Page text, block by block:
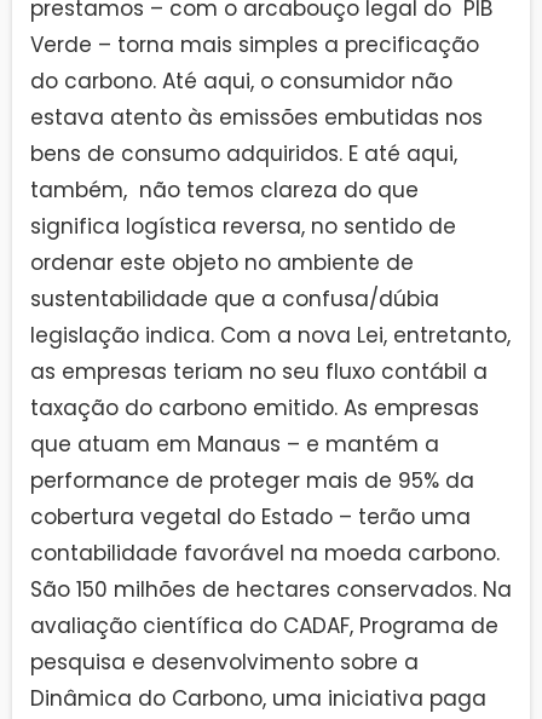
prestamos – com o arcabouço legal do PIB
Verde – torna mais simples a precificação
do carbono. Até aqui, o consumidor não
estava atento às emissões embutidas nos
bens de consumo adquiridos. E até aqui,
também, não temos clareza do que
significa logística reversa, no sentido de
ordenar este objeto no ambiente de
sustentabilidade que a confusa/dúbia
legislação indica. Com a nova Lei, entretanto,
as empresas teriam no seu fluxo contábil a
taxação do carbono emitido. As empresas
que atuam em Manaus – e mantém a
performance de proteger mais de 95% da
cobertura vegetal do Estado – terão uma
contabilidade favorável na moeda carbono.
São 150 milhões de hectares conservados. Na
avaliação científica do CADAF, Programa de
pesquisa e desenvolvimento sobre a
Dinâmica do Carbono, uma iniciativa paga